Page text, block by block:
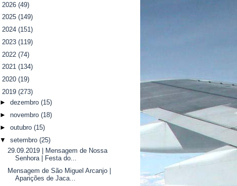
2026 (49)
2025 (149)
2024 (151)
2023 (119)
2022 (74)
2021 (134)
2020 (19)
2019 (273)
► dezembro (15)
► novembro (18)
► outubro (15)
▼ setembro (25)
29.09.2019 | Mensagem de Nossa
Senhora | Festa do...
Mensagem de São Miguel Arcanjo |
Aparições de Jaca...